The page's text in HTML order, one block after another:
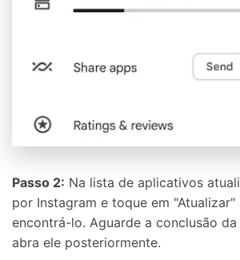
Recupere, proteja e transfira
Tecnologia de IA, sem
Passo 2: Na lista de aplicativos
por Instagram e toque em "Atualizar"
encontrá-lo. Aguarde a conclusão
abra ele posteriormente.